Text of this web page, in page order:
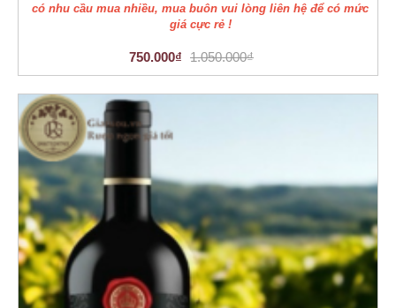
có nhu cầu mua nhiều, mua buôn vui lòng liên hệ để có mức
giá cực rẻ !
750.000₫ 1.050.000₫